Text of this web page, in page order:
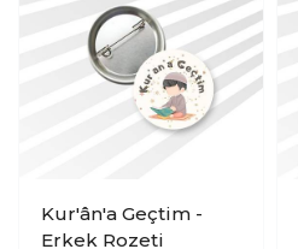
Kur'ân'a Geçtim -
Erkek Rozeti